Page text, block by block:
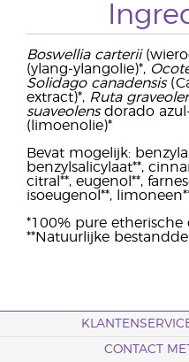
Boswellia carterii
(ylang-ylangolie)*,
Solidago canadensis
extract)*, Ruta
suaveolensdorado
(limoenolie)*
Bevat mogelijk:
benzylsalicylaat**,
citral**, eugenol**,
isoeugenol**,
*100% pure etherische
**Natuurlijke
CONTACT